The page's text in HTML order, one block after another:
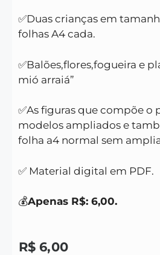
✅Duas crianças em
folhas A4 cada.
✅Balões,flores,fogueira e
mió arraiá”
✅As figuras que compõe o
modelos ampliados e
folha a4 normal sem
✅ Material digital em PDF.
💰Apenas R$: 6,00.
R$ 6,00